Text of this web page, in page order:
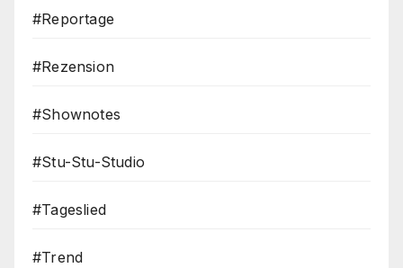
#Reportage
#Rezension
#Shownotes
#Stu-Stu-Studio
#Tageslied
#Trend